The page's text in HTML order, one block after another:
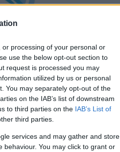
processing of your personal or
use the below opt-out section to
request is processed you may
utilized by us or personal
You may separately opt-out of the
on the IAB’s list of downstream
to third parties on the IAB’s List of
third parties.
services and may gather and store
behaviour. You may click to grant or